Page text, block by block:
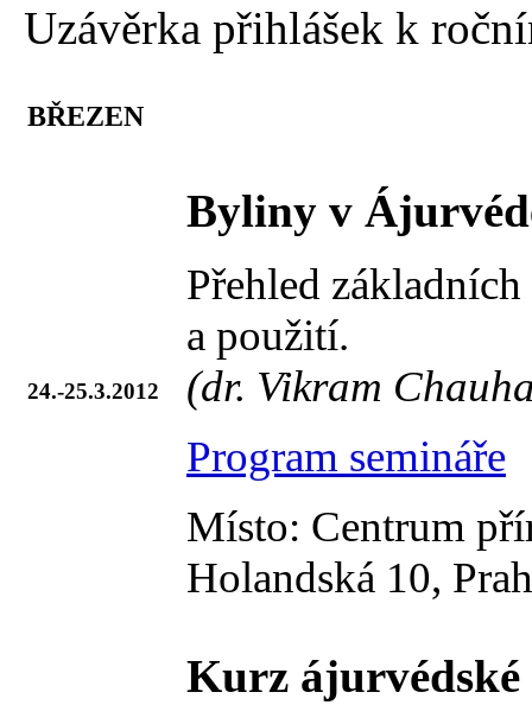
Uzávěrka přihlášek k
BŘEZEN
24.-25.3.2012
Byliny v
Přehled
a použití.
(dr. Vikram
Program semináře
Místo: Centrum
Holandská 10,
Kurz